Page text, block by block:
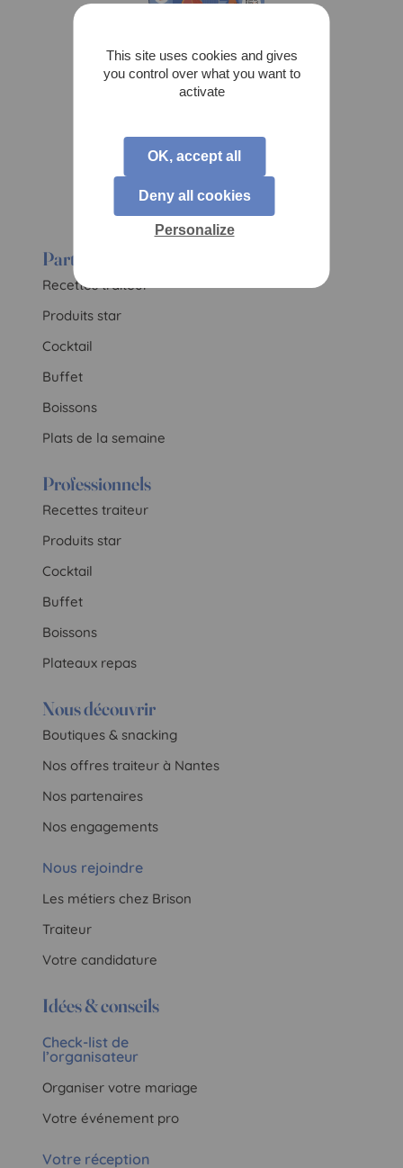
Particuliers
Recettes traiteur
Produits star
Cocktail
Buffet
Boissons
Plats de la semaine
Professionnels
Recettes traiteur
Produits star
Cocktail
Buffet
Boissons
Plateaux repas
Nous découvrir
Boutiques & snacking
Nos offres traiteur à Nantes
Nos partenaires
Nos engagements
Nous rejoindre
Les métiers chez Brison
Traiteur
Votre candidature
Idées & conseils
Check-list de
l’organisateur
Organiser votre mariage
Votre événement pro
Votre réception
This site uses cookies and gives
you control over what you want to
activate
OK, accept all
Deny all cookies
Personalize